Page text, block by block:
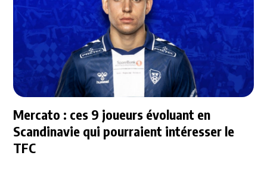
Mercato : ces 9 joueurs évoluant en
Scandinavie qui pourraient intéresser le
TFC